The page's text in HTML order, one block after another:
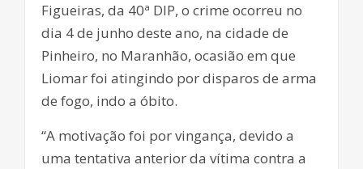
Figueiras, da 40ª DIP, o crime ocorreu no
dia 4 de junho deste ano, na cidade de
Pinheiro, no Maranhão, ocasião em que
Liomar foi atingindo por disparos de arma
de fogo, indo a óbito.
“A motivação foi por vingança, devido a
uma tentativa anterior da vítima contra a